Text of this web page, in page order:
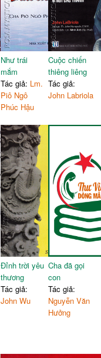
Như trái
mắm
Tác giả: Lm.
Piô Ngô
Phúc Hậu
Cuộc chiến
thiêng liêng
Tác giả:
John Labriola
Đỉnh trời yêu
thương
Tác giả:
John Wu
Cha đã gọi
con
Tác giả:
Nguyễn Văn
Hưởng